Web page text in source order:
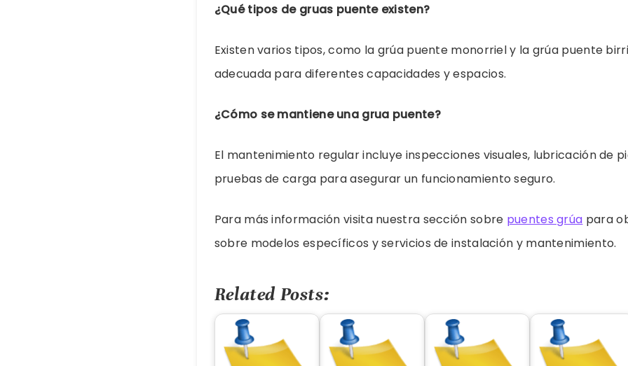
¿Qué tipos de gruas puente existen?
Existen varios tipos, como la grúa puente monorriel y la grúa puente
adecuada para diferentes capacidades y espacios.
¿Cómo se mantiene una grua puente?
El mantenimiento regular incluye inspecciones visuales, lubricación de
pruebas de carga para asegurar un funcionamiento seguro.
Para más información visita nuestra sección sobre puentes grúa para
sobre modelos específicos y servicios de instalación y mantenimiento.
Related Posts: